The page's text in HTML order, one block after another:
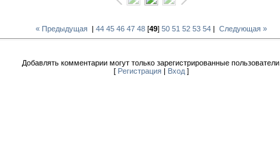
« Предыдущая | 44 45 46 47 48 [49] 50 51 52 53 54 | Следующая »
Добавлять комментарии могут только зарегистрированные пользователи.
[ Регистрация Вход ]